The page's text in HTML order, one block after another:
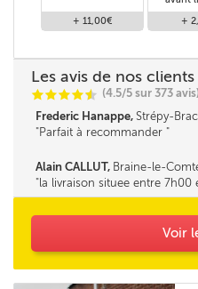
+ 11,00€
+
Les avis de nos clients
CCCCi
@ (4.5/5 sur 373 avis)
Frederic Hanappe, Strépy-
Parfait à recommander
Alain CALLUT, Braine-le-
la livraison situee entre 7h00
parait tres longue. la
Voir